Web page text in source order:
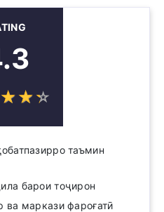
☆☆☆
★★★
таъмин
барои тоҷирон
ва маркази фароғатӣ